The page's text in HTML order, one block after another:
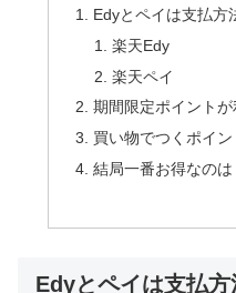
Edyとペイは支払方
楽天Edy
楽天ペイ
期間限定ポイント
買い物でつくポイン
結局一番お得なのは
Edyとペイは支払方